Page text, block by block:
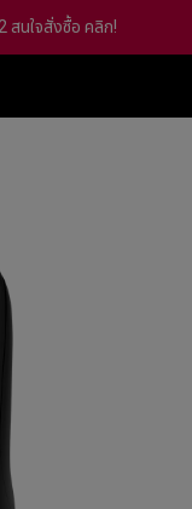
สนใจสั่งซื้อ คลิก!